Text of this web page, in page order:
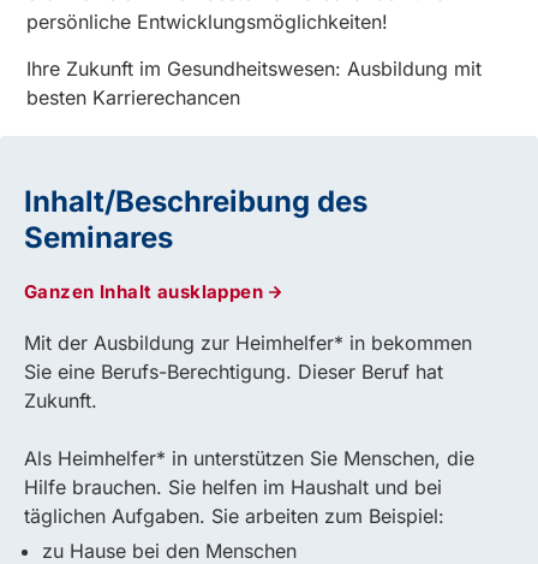
persönliche Entwicklungsmöglichkeiten!
Ihre Zukunft im Gesundheitswesen: Ausbildung mit
besten Karrierechancen
Inhalt/Beschreibung des
Seminares
Ganzen Inhalt ausklappen
Mit der Ausbildung zur Heimhelfer* in bekommen
Sie eine Berufs-Berechtigung. Dieser Beruf hat
Zukunft.
Als Heimhelfer* in unterstützen Sie Menschen, die
Hilfe brauchen. Sie helfen im Haushalt und bei
täglichen Aufgaben. Sie arbeiten zum Beispiel:
zu Hause bei den Menschen